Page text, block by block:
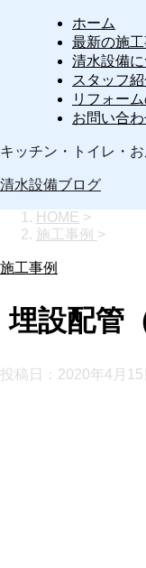
ホーム
最新の施工
清水設備
スタッフ
リフォー
お問い合
キッチン・トイレ・
清水設備ブログ
HOME >
施工事例 >
施工事例
埋設配管
投稿日： 2020年4月15